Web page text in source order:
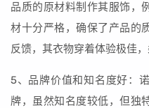
品质的原材料制作其服饰，
材十分严格，确保了产品的
反馈，其衣物穿着体验极佳，
5、品牌价值和知名度好：
牌，虽然知名度较低，但独